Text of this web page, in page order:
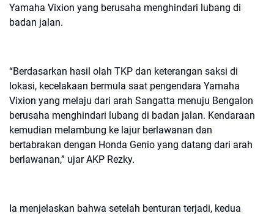
Yamaha Vixion yang berusaha menghindari lubang di
badan jalan.
“Berdasarkan hasil olah TKP dan keterangan saksi di
lokasi, kecelakaan bermula saat pengendara Yamaha
Vixion yang melaju dari arah Sangatta menuju Bengalon
berusaha menghindari lubang di badan jalan. Kendaraan
kemudian melambung ke lajur berlawanan dan
bertabrakan dengan Honda Genio yang datang dari arah
berlawanan,” ujar AKP Rezky.
Ia menjelaskan bahwa setelah benturan terjadi, kedua